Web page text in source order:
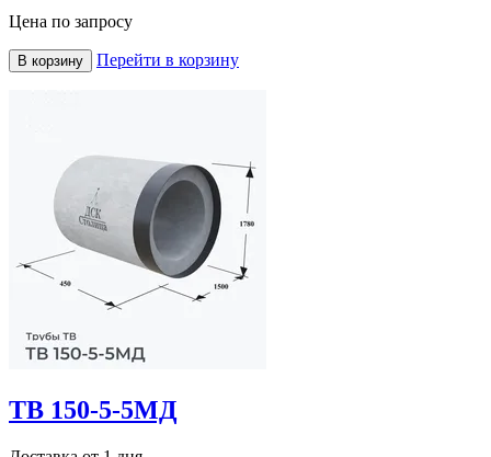
Цена по запросу
В корзину Перейти в корзину
ТВ 150-5-5МД